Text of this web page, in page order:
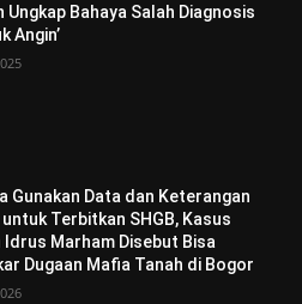
Ungkap Bahaya Salah Diagnosis
Angin’
Gunakan Data dan Keterangan
untuk Terbitkan SHGB, Kasus
Idrus Marham Disebut Bisa
Dugaan Mafia Tanah di Bogor